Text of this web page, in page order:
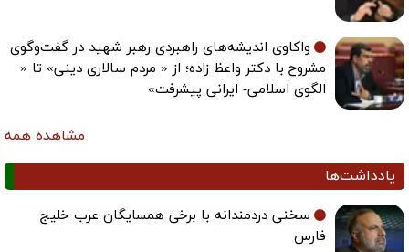
واکاوی اندیشه‌های راهبردی رهبر شهید در گفت‌وگوی
مشروح با دکتر واعظ زاده؛ از « مردم سالاری دینی» تا «
الگوی اسلامی- ایرانی پیشرفت»
مشاهده همه
یادداشت‌ها
سخنی دردمندانه با برخی همسایگان عرب خلیج
فارس